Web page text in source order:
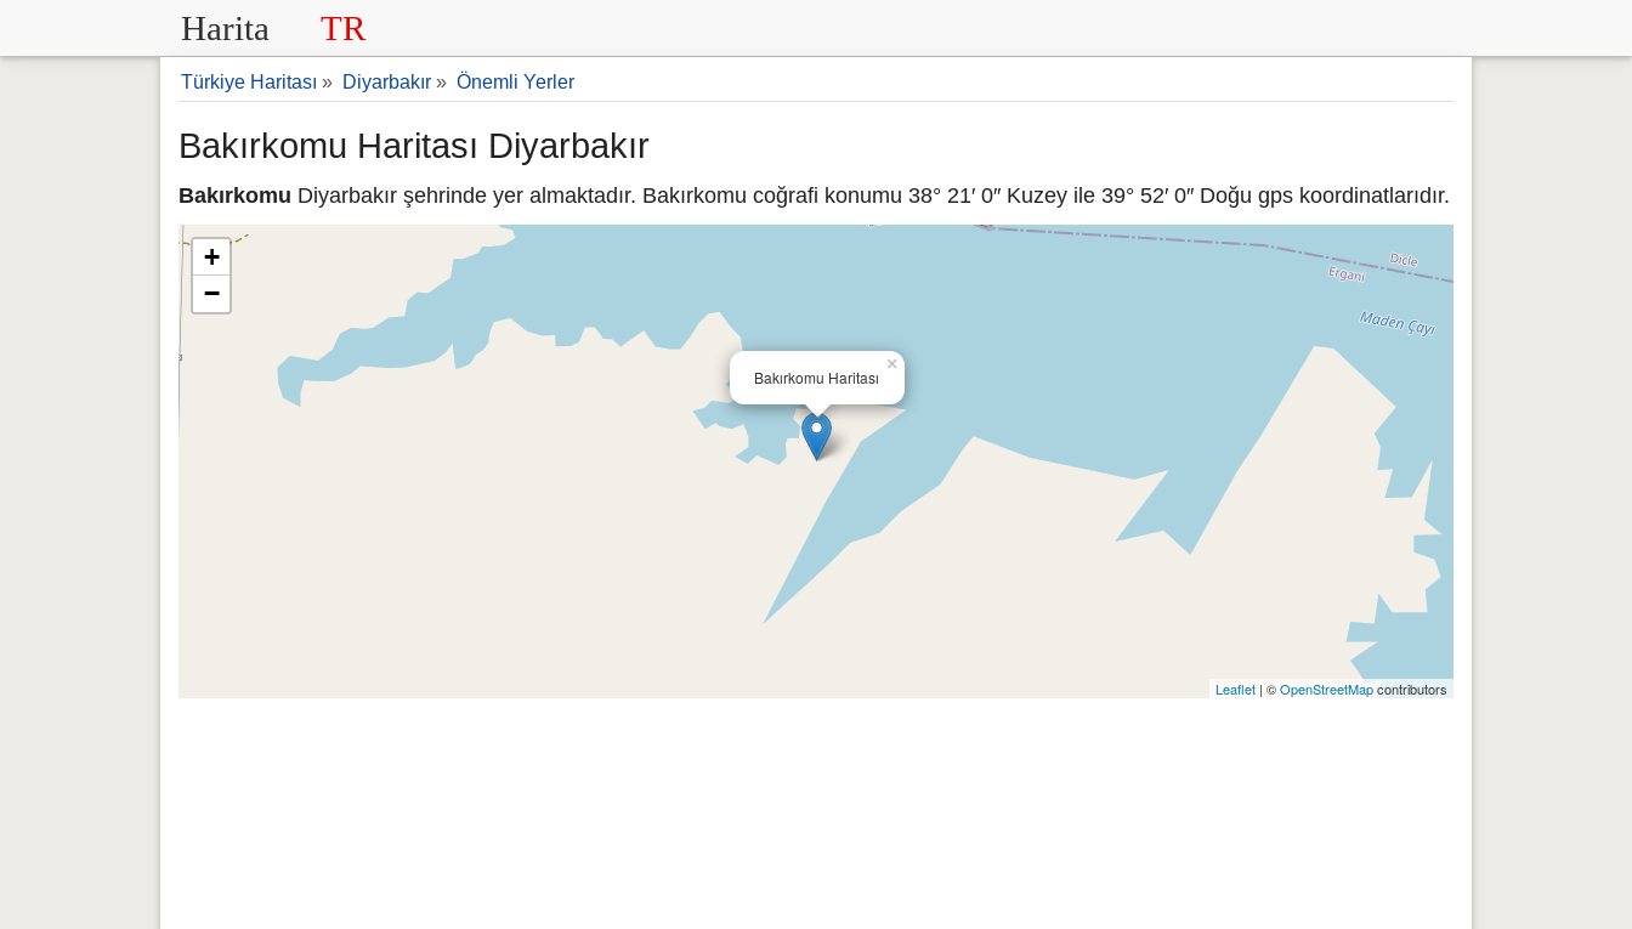
Harita TR
Türkiye Haritası » Diyarbakır » Önemli Yerler
Bakırkomu Haritası Diyarbakır
Bakırkomu Diyarbakır şehrinde yer almaktadır. Bakırkomu coğrafi konumu 38° 21′ 0″ Kuzey ile 39° 52′ 0″ Doğu gps koordinatlarıdır.
Bakırkomu Haritası
×
+
−
Leaflet | ©OpenStreetMapcontributors